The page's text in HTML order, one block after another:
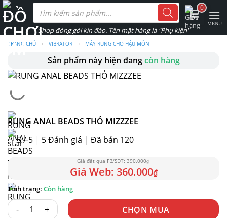
Skip
to
content
Tìm
kiếm
phẩm
TRANG CHỦ › VIBRATOR › MÁY RUNG CHO HẬU MÔN
Sản phẩm này hiện đangcòn hàng
RUNG ANAL BEADS THỎ MIZZZEE
5 / 5 | 5Đánh giá | Đã bán 120
390.000₫
360.000₫
Còn hàng
RUNG ANAL BEADS THỎ MIZZZEE số lượng
CHỌN MUA
0